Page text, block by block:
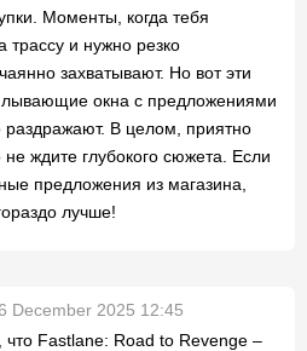
Моменты, когда тебя
трассу и нужно резко
захватывают. Но вот эти
окна с предложениями
раздражают. В целом, приятно
ждите глубокого сюжета. Если
предложения из магазина,
лучше!
December 2025 12:45
Fastlane: Road to Revenge –